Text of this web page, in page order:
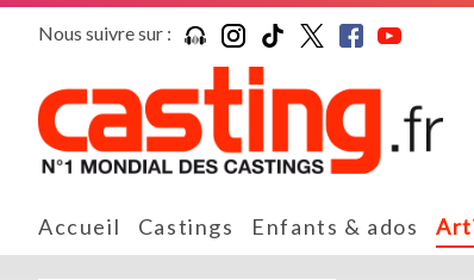
Nous suivre sur :
Accueil Castings Enfants & ados